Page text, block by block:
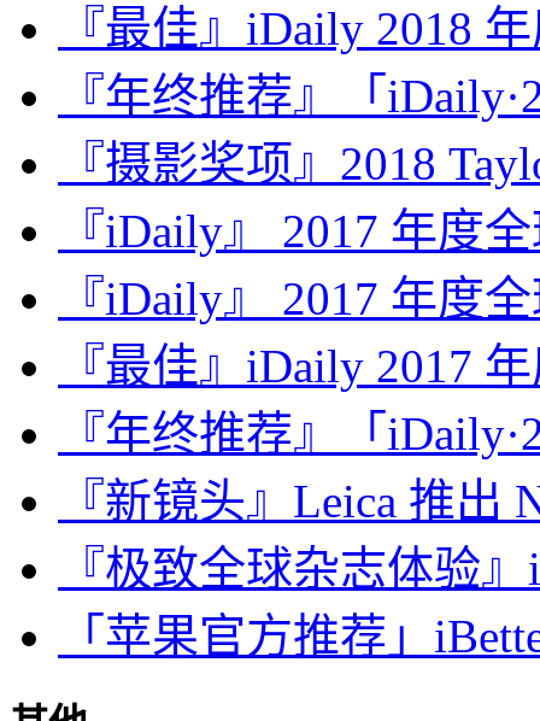
『最佳』iDaily 2018
『年终推荐』「
『摄影奖项』2018
『iDaily』 2017 年度
『iDaily』 2017 年度
『最佳』iDaily 2017
『年终推荐』「
『新镜头』Leica 推出
『极致全球杂志体验
「苹果官方推荐」